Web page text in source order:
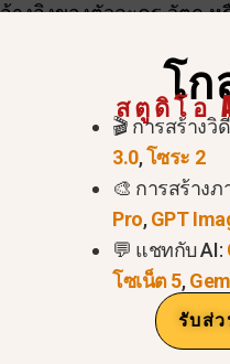
งอิงของตัวละคร วัตถุ
ยการกระทำ
จกรรมหรือสถานการณ์ส
ด็กผู้หญิงกำลังวิ่ง กระโด
องชายคนหนึ่งขี่จักรยาน
นและปรับป
โก
สตูดิโอ
🎬 การสร้างวิ
3.0,โซระ 2
🎨 การสร้างภ
Pro,GPT
💬 แชทกับ AI:
โซเน็ต 5,
รับส่ว